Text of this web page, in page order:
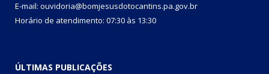
E-mail: ouvidoria@bomjesusdotocantins.pa.gov.br
Horário de atendimento: 07:30 às 13:30
ÚLTIMAS PUBLICAÇÕES